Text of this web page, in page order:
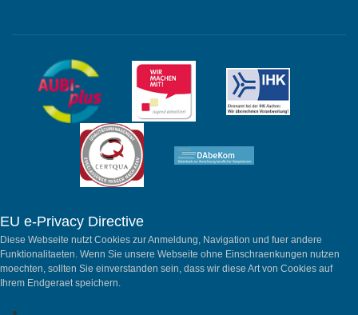
EU e-Privacy Directive
Diese Webseite nutzt Cookies zur Anmeldung, Navigation und fuer andere
Funktionalitaeten. Wenn Sie unsere Webseite ohne Einschraenkungen nutzen
moechten, sollten Sie einverstanden sein, dass wir diese Art von Cookies auf
Ihrem Endgeraet speichern.